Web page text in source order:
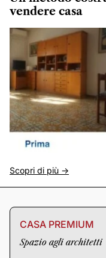
vendere casa
Scopri di più ->
CASA PREMIUM
Spazio agli architetti